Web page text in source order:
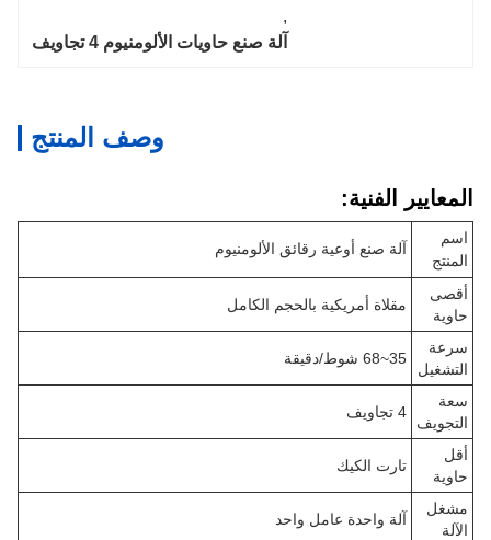
,
آلة صنع حاويات الألومنيوم 4 تجاويف
وصف المنتج
المعايير الفنية:
اسم
المنتج
آلة صنع أوعية رقائق الألومنيوم
أقصى
حاوية
مقلاة أمريكية بالحجم الكامل
سرعة
التشغيل
35~68 شوط/دقيقة
سعة
التجويف
4 تجاويف
أقل
حاوية
تارت الكيك
مشغل
الآلة
آلة واحدة عامل واحد